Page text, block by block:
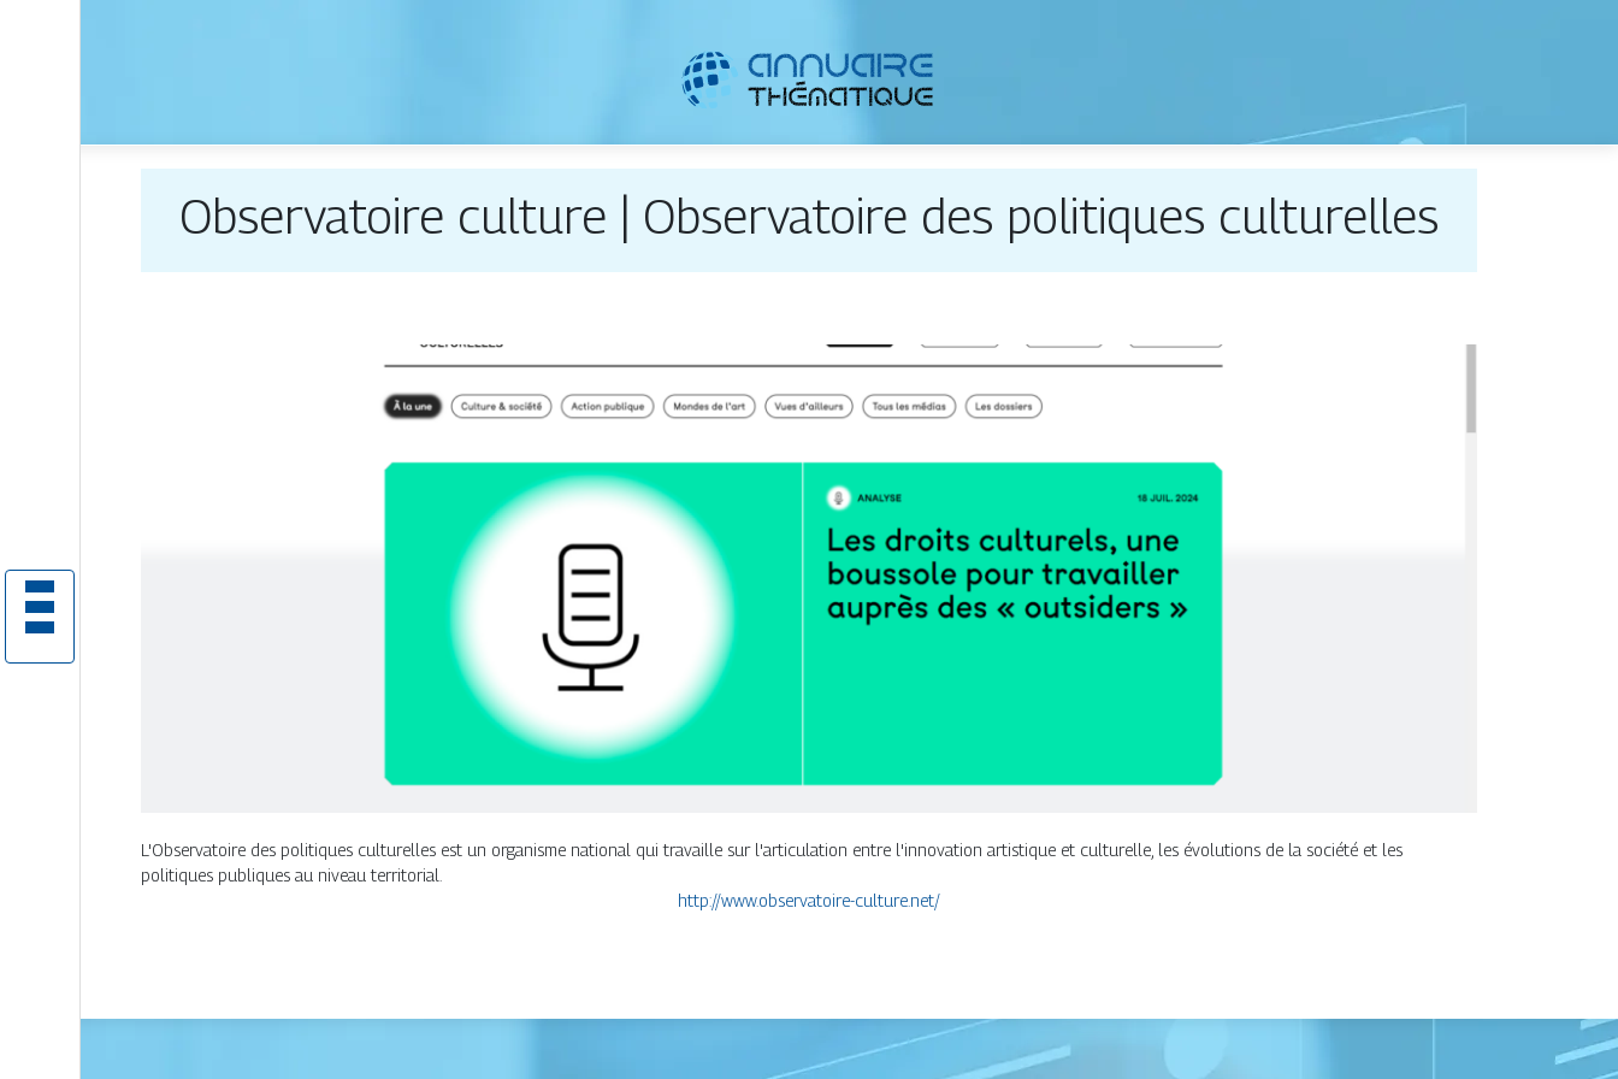
Ob­ser­vatoi­re culture | Ob­ser­vatoi­re des politiques culturelles
L'Observatoire des politiques culturelles est un organisme national qui travaille sur l'articulation entre l'innovation artistique et culturelle, les évolutions de la société et les
politiques publiques au niveau territorial.
http://www.observatoire-culture.net/